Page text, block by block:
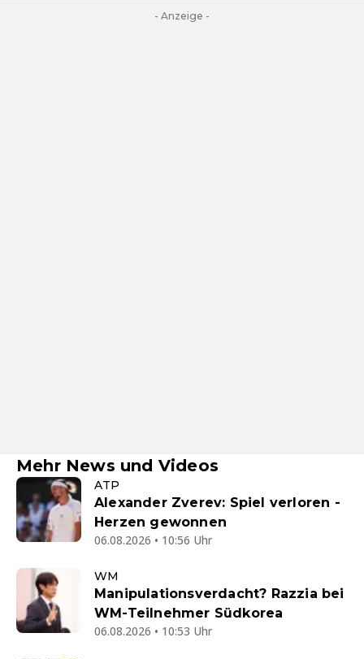
- Anzeige -
Mehr News und Videos
ATP
Alexander Zverev: Spiel verloren -
Herzen gewonnen
06.08.2026 • 10:56 Uhr
WM
Manipulationsverdacht? Razzia bei
WM-Teilnehmer Südkorea
06.08.2026 • 10:53 Uhr